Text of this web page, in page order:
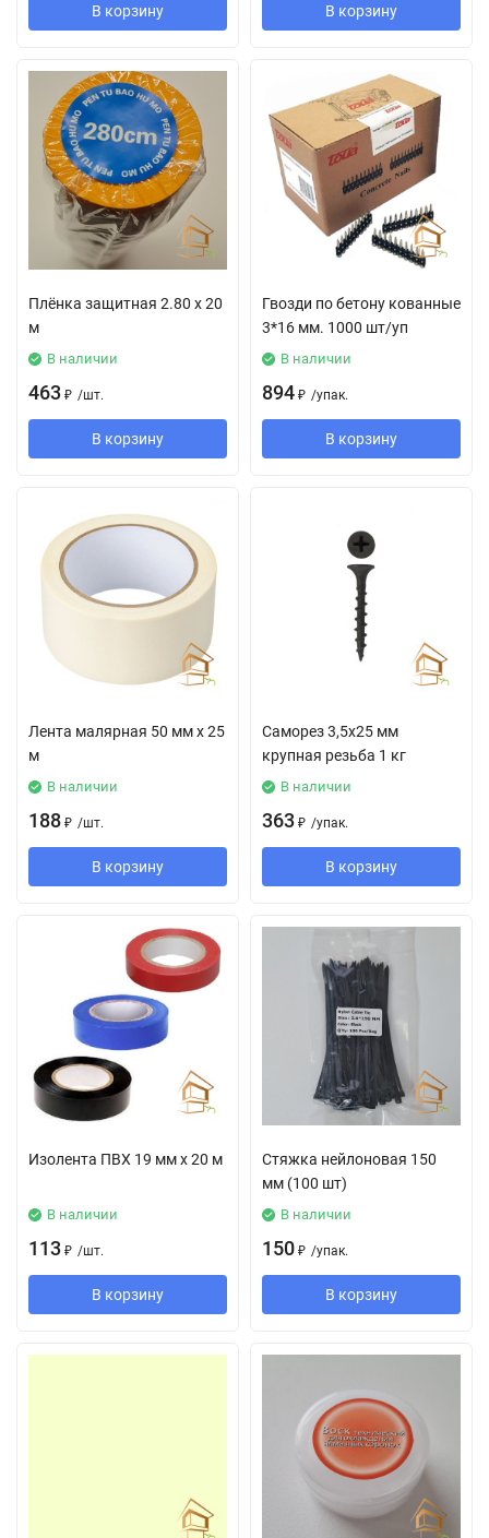
В корзину В корзину
Плёнка защитная 2.80 х 20
м
В наличии
463 ₽ /шт.
В корзину
Гвозди по бетону кованные
3*16 мм. 1000 шт/уп
В наличии
894 ₽ /упак.
В корзину
Лента малярная 50 мм х 25
м
В наличии
188 ₽ /шт.
В корзину
Саморез 3,5х25 мм
крупная резьба 1 кг
В наличии
363 ₽ /упак.
В корзину
Изолента ПВХ 19 мм х 20 м
В наличии
113 ₽ /шт.
В корзину
Стяжка нейлоновая 150
мм (100 шт)
В наличии
150 ₽ /упак.
В корзину